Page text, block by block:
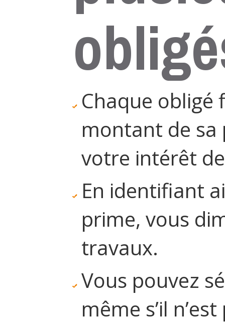
Chaque obligé
montant de sa
votre intérêt
En identifiant
prime, vous
travaux.
Vous pouvez
même s’il